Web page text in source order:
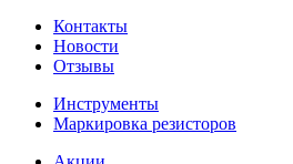
Контакты
Новости
Отзывы
Инструменты
Маркировка резисторов